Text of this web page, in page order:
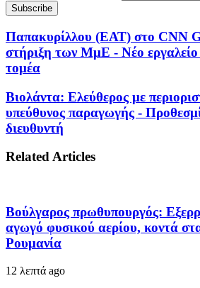
Παπακυρίλλου (ΕΑΤ) στο CNN
στήριξη των ΜμΕ - Νέο εργαλείο
τομέα
Βιολάντα: Ελεύθερος με
υπεύθυνος παραγωγής -
διευθυντή
Related Articles
Βούλγαρος πρωθυπουργός:
αγωγό φυσικού αερίου, κοντά
Ρουμανία
12 λεπτά ago